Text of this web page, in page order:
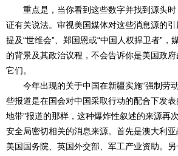
重点是，当你看到这些数字并找到源头
证有关说法。审视美国媒体对这些消息源的
提及“世维会”、郑国恩或“中国人权捍卫者”，
的背景及其政治议程，不会告诉你是美国政
它们。
今年出现的关于中国在新疆实施“强制劳
些报道是在国会对中国采取行动的配合下发
地带”报道的那样，这种爆炸性叙述的来源再
安全局密切相关的消息来源。首先是澳大利
美国国务院、英国外交部、军工产业资助。